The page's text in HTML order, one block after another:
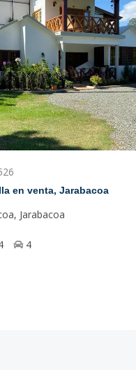
en venta, Jarabacoa
, Jarabacoa
4